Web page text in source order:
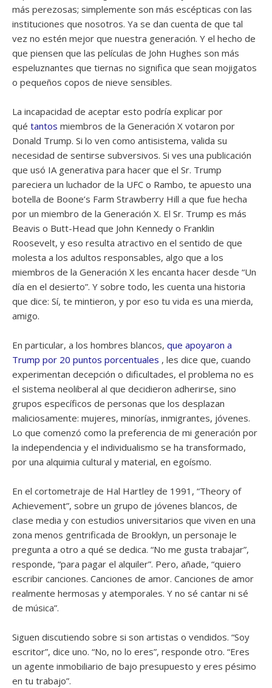
más perezosas; simplemente son más escépticas con las
instituciones que nosotros. Ya se dan cuenta de que tal
vez no estén mejor que nuestra generación. Y el hecho de
que piensen que las películas de John Hughes son más
espeluznantes que tiernas no significa que sean mojigatos
o pequeños copos de nieve sensibles.
La incapacidad de aceptar esto podría explicar por
qué tantos miembros de la Generación X votaron por
Donald Trump. Si lo ven como antisistema, valida su
necesidad de sentirse subversivos. Si ves una publicación
que usó IA generativa para hacer que el Sr. Trump
pareciera un luchador de la UFC o Rambo, te apuesto una
botella de Boone’s Farm Strawberry Hill a que fue hecha
por un miembro de la Generación X. El Sr. Trump es más
Beavis o Butt-Head que John Kennedy o Franklin
Roosevelt, y eso resulta atractivo en el sentido de que
molesta a los adultos responsables, algo que a los
miembros de la Generación X les encanta hacer desde “Un
día en el desierto”. Y sobre todo, les cuenta una historia
que dice: Sí, te mintieron, y por eso tu vida es una mierda,
amigo.
En particular, a los hombres blancos, que apoyaron a
Trump por 20 puntos porcentuales , les dice que, cuando
experimentan decepción o dificultades, el problema no es
el sistema neoliberal al que decidieron adherirse, sino
grupos específicos de personas que los desplazan
maliciosamente: mujeres, minorías, inmigrantes, jóvenes.
Lo que comenzó como la preferencia de mi generación por
la independencia y el individualismo se ha transformado,
por una alquimia cultural y material, en egoísmo.
En el cortometraje de Hal Hartley de 1991, “Theory of
Achievement”, sobre un grupo de jóvenes blancos, de
clase media y con estudios universitarios que viven en una
zona menos gentrificada de Brooklyn, un personaje le
pregunta a otro a qué se dedica. “No me gusta trabajar”,
responde, “para pagar el alquiler”. Pero, añade, “quiero
escribir canciones. Canciones de amor. Canciones de amor
realmente hermosas y atemporales. Y no sé cantar ni sé
de música”.
Siguen discutiendo sobre si son artistas o vendidos. “Soy
escritor”, dice uno. “No, no lo eres”, responde otro. “Eres
un agente inmobiliario de bajo presupuesto y eres pésimo
en tu trabajo”.